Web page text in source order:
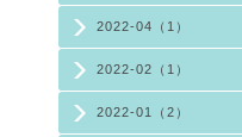
2022-04（1）
2022-02（1）
2022-01（2）